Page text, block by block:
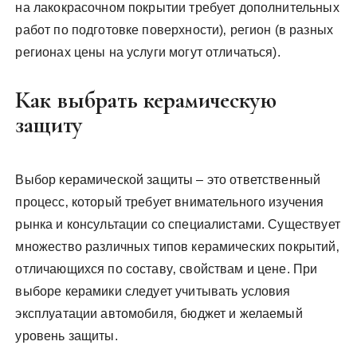
на лакокрасочном покрытии требует дополнительных
работ по подготовке поверхности)‚ регион (в разных
регионах цены на услуги могут отличаться).
Как выбрать керамическую
защиту
Выбор керамической защиты – это ответственный
процесс‚ который требует внимательного изучения
рынка и консультации со специалистами. Существует
множество различных типов керамических покрытий‚
отличающихся по составу‚ свойствам и цене. При
выборе керамики следует учитывать условия
эксплуатации автомобиля‚ бюджет и желаемый
уровень защиты.